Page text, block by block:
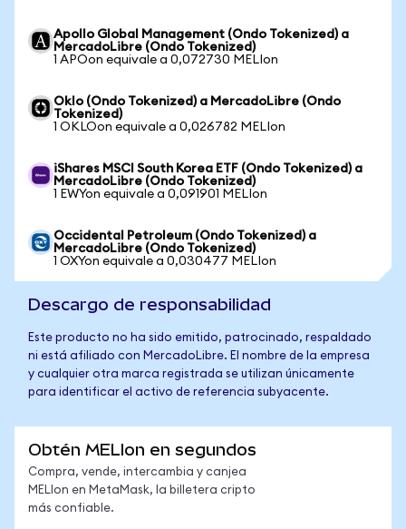
Apollo Global Management (Ondo Tokenized) a
MercadoLibre (Ondo Tokenized)
1 APOon equivale a 0,072730 MELIon
Oklo (Ondo Tokenized) a MercadoLibre (Ondo
Tokenized)
1 OKLOon equivale a 0,026782 MELIon
iShares MSCI South Korea ETF (Ondo Tokenized) a
MercadoLibre (Ondo Tokenized)
1 EWYon equivale a 0,091901 MELIon
Occidental Petroleum (Ondo Tokenized) a
MercadoLibre (Ondo Tokenized)
1 OXYon equivale a 0,030477 MELIon
Descargo de responsabilidad
Este producto no ha sido emitido, patrocinado, respaldado
ni está afiliado con MercadoLibre. El nombre de la empresa
y cualquier otra marca registrada se utilizan únicamente
para identificar el activo de referencia subyacente.
Obtén MELIon en segundos
Compra, vende, intercambia y canjea
MELIon en MetaMask, la billetera cripto
más confiable.